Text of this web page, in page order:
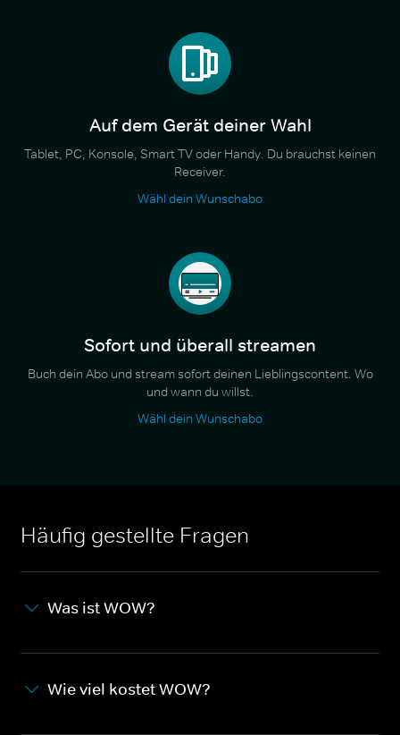
Auf dem Gerät deiner Wahl
Tablet, PC, Konsole, Smart TV oder Handy. Du brauchst keinen
Receiver.
Wähl dein Wunschabo
Sofort und überall streamen
Buch dein Abo und stream sofort deinen Lieblingscontent. Wo
und wann du willst.
Wähl dein Wunschabo
Häufig gestellte Fragen
Was ist WOW?
Wie viel kostet WOW?